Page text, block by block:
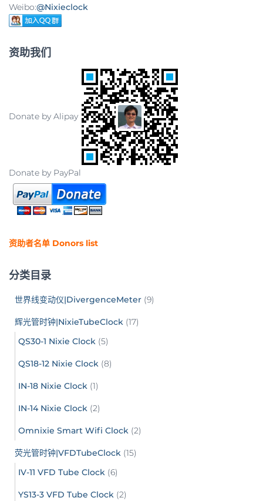
Weibo:@Nixieclock
资助我们
Donate by Alipay
Donate by PayPal
资助者名单 Donors list
分类目录
世界线变动仪|DivergenceMeter (9)
辉光管时钟|NixieTubeClock (17)
QS30-1 Nixie Clock (5)
QS18-12 Nixie Clock (8)
IN-18 Nixie Clock (1)
IN-14 Nixie Clock (2)
Omnixie Smart Wifi Clock (2)
荧光管时钟|VFDTubeClock (15)
IV-11 VFD Tube Clock (6)
YS13-3 VFD Tube Clock (2)